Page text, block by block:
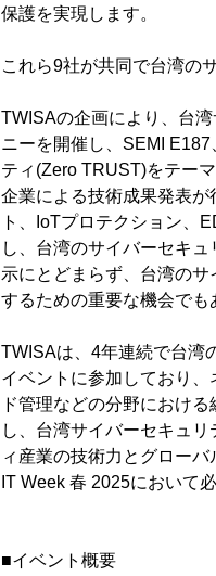
保護を実現します。
これら9社が共同で台湾の
TWISAの企画により、台
ニーを開催し、SEMI
ティ(Zero TRUST)をテー
企業による技術成果発表
ト、IoTプロテクション、
し、台湾のサイバーセキ
示にとどまらず、台湾の
するための重要な機会でも
TWISAは、4年連続で台湾
イベントに参加しており
ド管理などの分野におけ
し、台湾サイバーセキュ
ィ産業の技術力とグロー
IT Week 春 2025において
■イベント概要